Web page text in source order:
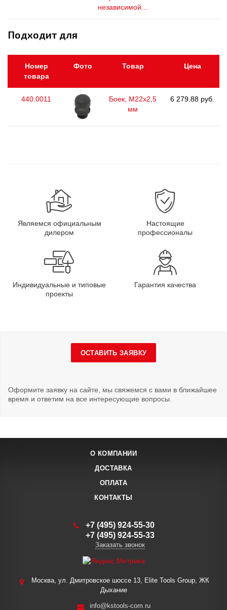
независимой...
Подходит для
Номер
товара
Фото Товар Цена
440.0011
Боек, М22х2,5
мм
6 279.88 руб.
Являемся официальным
дилером
Настоящие
профессионалы
Индивидуальные и типовые
проекты
Гарантия качества
ОСТАВИТЬ ЗАЯВКУ
Оформите заявку на сайте, мы свяжемся с вами в ближайшее
время и ответим на все интересующие вопросы.
О КОМПАНИИ
ДОСТАВКА
ОПЛАТА
КОНТАКТЫ
+7 (495) 924-55-30
+7 (495) 924-55-33
Заказать звонок
Москва, ул. Дмитровское шоссе 13, Elite Tools Group, ЖК
Дыхание
info@kstools-com.ru